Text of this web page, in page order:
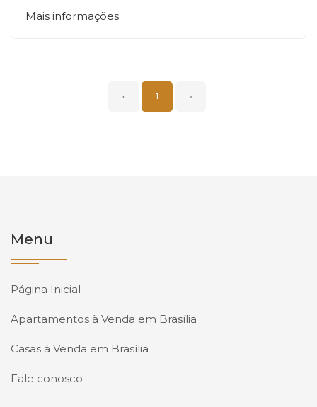
Mais informações
‹ 1 ›
Menu
Página Inicial
Apartamentos à Venda em Brasília
Casas à Venda em Brasília
Fale conosco